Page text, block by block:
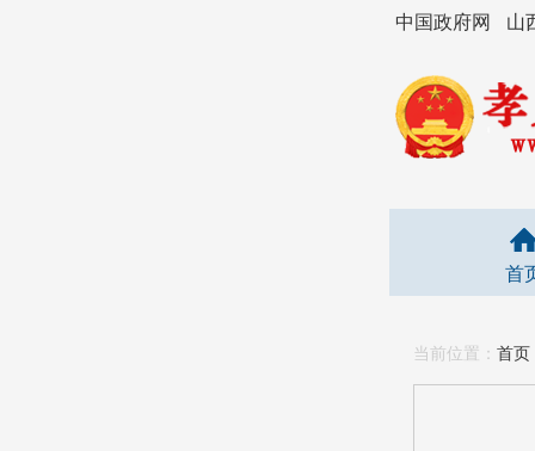
中国政府网 山
首
当前位置： 首页